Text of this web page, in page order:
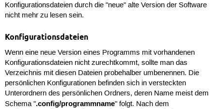
Konfigurationsdateien durch die "neue" alte Version der Software
nicht mehr zu lesen sein.
Konfigurationsdateien
Wenn eine neue Version eines Programms mit vorhandenen
Konfigurationsdateien nicht zurechtkommt, sollte man das
Verzeichnis mit diesen Dateien probehalber umbenennen. Die
persönlichen Konfigurationen befinden sich in versteckten
Unterordnern des persönlichen Ordners, deren Name meist dem
Schema ".config/programmname" folgt. Nach dem